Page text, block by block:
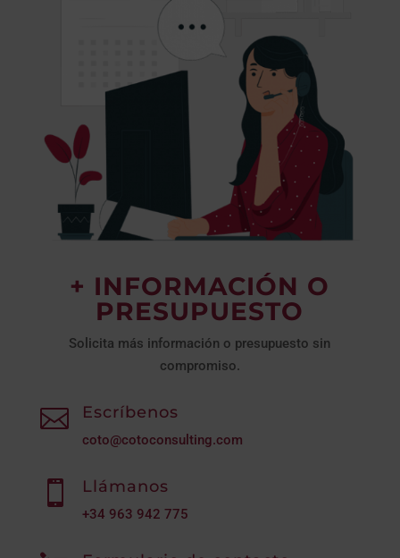
+ INFORMACIÓN O
PRESUPUESTO
Solicita más información o presupuesto sin
compromiso.
 Escríbenos
coto@cotoconsulting.com
 Llámanos
+34 963 942 775